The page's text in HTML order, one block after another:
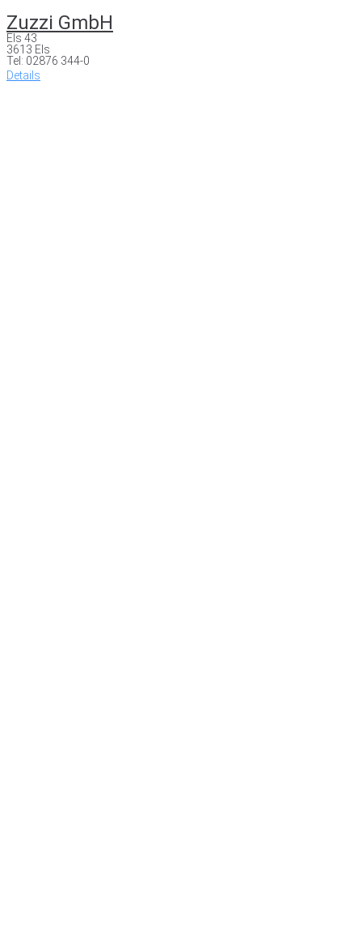
Zuzzi GmbH
Els 43
3613 Els
Tel: 02876 344-0
Details